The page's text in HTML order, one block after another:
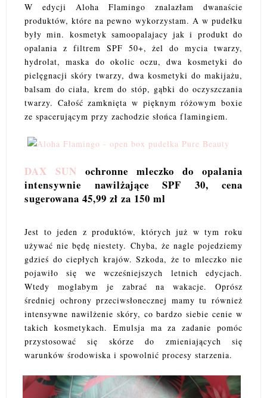
W edycji Aloha Flamingo znalazłam dwanaście
produktów, które na pewno wykorzystam. A w pudełku
były min. kosmetyk samoopalajacy jak i produkt do
opalania z filtrem SPF 50+, żel do mycia twarzy,
hydrolat, maska do okolic oczu, dwa kosmetyki do
pielęgnacji skóry twarzy, dwa kosmetyki do makijażu,
balsam do ciała, krem do stóp, gąbki do oczyszczania
twarzy. Całość zamknięta w pięknym różowym boxie
ze spacerującym przy zachodzie słońca flamingiem.
DAX SUN ochronne mleczko do opalania
intensywnie nawilżające SPF 30, cena
sugerowana 45,99 zł za 150 ml
Jest to jeden z produktów, których już w tym roku
używać nie będę niestety. Chyba, że nagle pojedziemy
gdzieś do ciepłych krajów. Szkoda, że to mleczko nie
pojawiło się we wcześniejszych letnich edycjach.
Wtedy moglabym je zabrać na wakacje. Oprósz
średniej ochrony przeciwsłonecznej mamy tu również
intensywne nawilżenie skóry, co bardzo siebie cenie w
takich kosmetykach. Emulsja ma za zadanie pomóc
przystosować się skórze do zmieniających się
warunków środowiska i spowolnić procesy starzenia.